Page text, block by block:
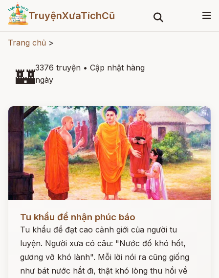
TruyệnXưaTíchCũ
Trang chủ >
🏰3376 truyện • Cập nhật hàng
ngày
Tu khẩu để nhận phúc báo
Tu khẩu đề đạt cao cảnh giới của người tu
luyện. Người xưa có câu: "Nước đổ khó hốt,
gương vỡ khó lành". Mỗi lời nói ra cũng giống
như bát nước hắt đi, thật khó lòng thu hồi về